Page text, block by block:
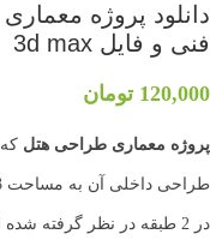
دانلود پروژه
فنی و فایل 3d max
120,000 تومان
پروژه معماری طراحی هتل
در 2 طبقه در نظر گرفته